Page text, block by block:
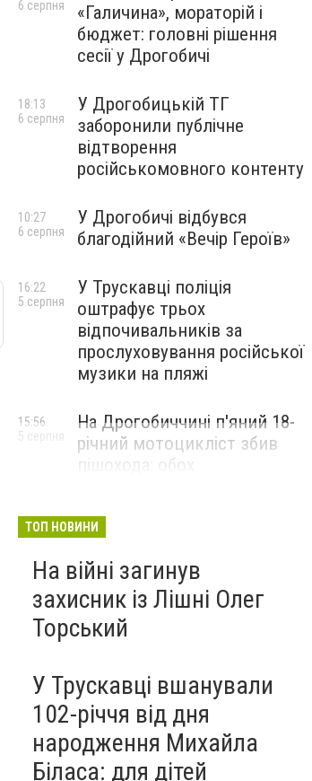
«Галичина», мораторій і
бюджет: головні рішення
сесії у Дрогобичі
6 серпня
У Дрогобицькій ТГ
заборонили публічне
відтворення
російськомовного контенту
18:13
6 серпня
У Дрогобичі відбувся
благодійний «Вечір Героїв»
10:27
6 серпня
У Трускавці поліція
оштрафує трьох
відпочивальників за
прослуховування російської
музики на пляжі
16:22
5 серпня
На Дрогобиччині п'яний 18-
річний мотоцикліст збив
пішохода: обох
15:56
5 серпня
ТОП НОВИНИ
На війні загинув
захисник із Лішні Олег
Торський
У Трускавці вшанували
102-річчя від дня
народження Михайла
Біласа: для дітей